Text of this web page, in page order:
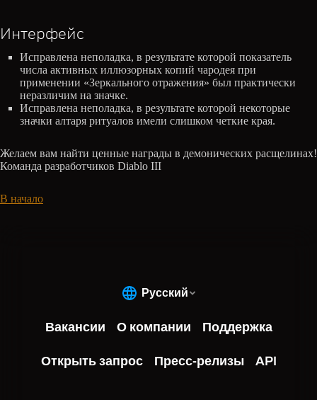
Интерфейс
Исправлена неполадка, в результате которой показатель
числа активных иллюзорных копий чародея при
применении «Зеркального отражения» был практически
неразличим на значке.
Исправлена неполадка, в результате которой некоторые
значки алтаря ритуалов имели слишком четкие края.
Желаем вам найти ценные награды в демонических расщелинах!
Команда разработчиков Diablo III
В начало